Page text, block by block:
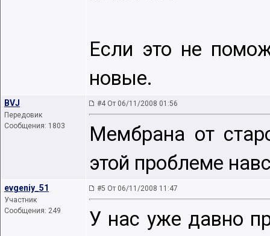
Если это не
новые.
BVJ
Передовик
Сообщения: 1803
#4 От 06/11/2008 01:56
Мембрана от
этой проблеме
evgeniy_51
Участник
Сообщения: 249
#5 От 06/11/2008 11:47
У нас уже давно